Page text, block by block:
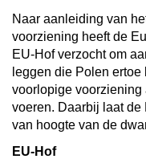
Naar aanleiding van
voorziening heeft de
EU-Hof verzocht om
leggen die Polen
voorlopige
voeren. Daarbij laat
van hoogte van de
EU-Hof